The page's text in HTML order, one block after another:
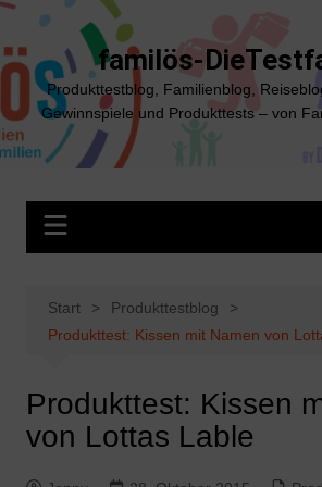
Zum
springen
familös-
Produkttestblog, Familienblog,
Gewinnspiele und Produkttests – von
Start
Produkttestblog
Produkttest: Kissen mit Namen von
Produkttest: Kissen
von Lottas Lable